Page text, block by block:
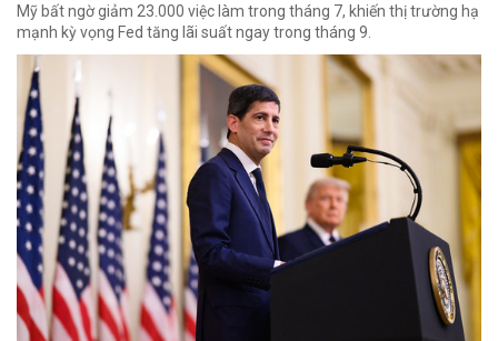
Mỹ bất ngờ giảm 23.000 việc làm trong tháng 7, khiến thị trường hạ
mạnh kỳ vọng Fed tăng lãi suất ngay trong tháng 9.